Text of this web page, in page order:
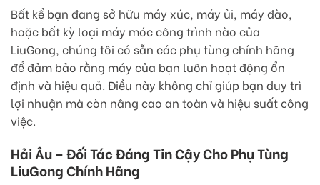
Bất kể bạn đang sở hữu máy xúc, máy ủi, máy đào,
hoặc bất kỳ loại máy móc công trình nào của
LiuGong, chúng tôi có sẵn các phụ tùng chính hãng
để đảm bảo rằng máy của bạn luôn hoạt động ổn
định và hiệu quả. Điều này không chỉ giúp bạn duy trì
lợi nhuận mà còn nâng cao an toàn và hiệu suất công
việc.
Hải Âu – Đối Tác Đáng Tin Cậy Cho Phụ Tùng
LiuGong Chính Hãng